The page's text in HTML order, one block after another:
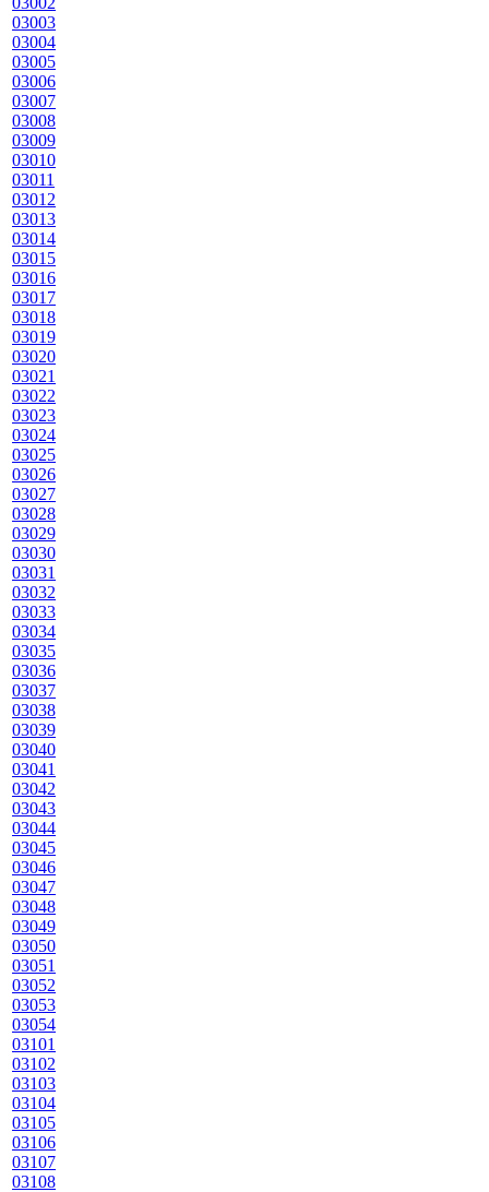
03003
03004
03005
03006
03007
03008
03009
03010
03011
03012
03013
03014
03015
03016
03017
03018
03019
03020
03021
03022
03023
03024
03025
03026
03027
03028
03029
03030
03031
03032
03033
03034
03035
03036
03037
03038
03039
03040
03041
03042
03043
03044
03045
03046
03047
03048
03049
03050
03051
03052
03053
03054
03101
03102
03103
03104
03105
03106
03107
03108